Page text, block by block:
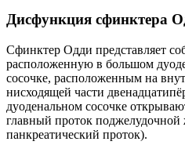
Дисфункция сфинктера
Сфинктер Одди представляет
расположенную в большом
сосочке, расположенным на
нисходящей части
дуоденальном сосочке
главный проток поджелудочной
панкреатический проток).